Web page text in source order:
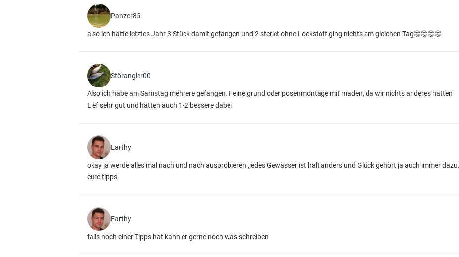
Panzer85
also ich hatte letztes Jahr 3 Stück damit gefangen und 2 sterlet ohne Lockstoff ging nichts am gleichen Tag🤔🤔🤔🤔
Störangler00
Also ich habe am Samstag mehrere gefangen. Feine grund oder posenmontage mit maden, da wir nichts anderes hatten
Lief sehr gut und hatten auch 1-2 bessere dabei
Earthy
okay ja werde alles mal nach und nach ausprobieren ,jedes Gewässer ist halt anders und Glück gehört ja auch immer
eure tipps
Earthy
falls noch einer Tipps hat kann er gerne noch was schreiben